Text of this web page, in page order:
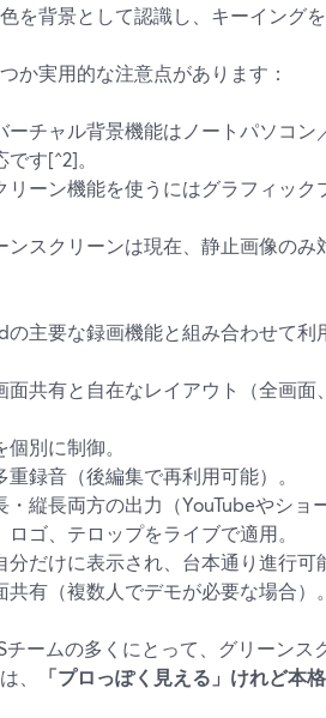
を背景として認識し、キーイングを
か実用的な注意点があります：
ーチャル背景機能はノートパソコ
す[^2]。
リーン機能を使うにはグラフィック
ンスクリーンは現在、静止画像の
主要な録画機能と組み合わせて利
面共有と自在なレイアウト（全画
別に制御。
録音（後編集で再利用可能）。
縦長両方の出力（YouTubeやショ
ゴ、テロップをライブで適用。
だけに表示され、台本通り進行可
有（複数人でデモが必要な場合）。
ームの多くにとって、グリーンス
、
「プロっぽく見える」けれど本